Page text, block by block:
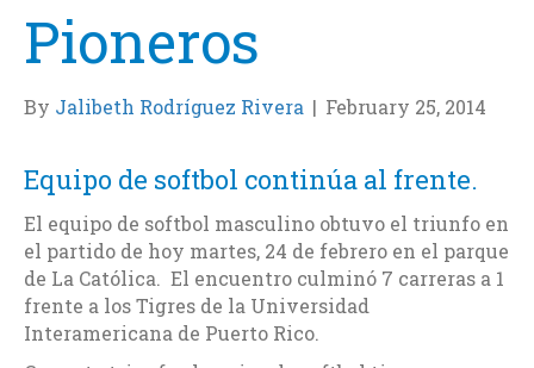
Pioneros
By Jalibeth Rodríguez Rivera | February 25, 2014
Equipo de softbol continúa al frente.
El equipo de softbol masculino obtuvo el triunfo en
el partido de hoy martes, 24 de febrero en el parque
de La Católica. El encuentro culminó 7 carreras a 1
frente a los Tigres de la Universidad
Interamericana de Puerto Rico.